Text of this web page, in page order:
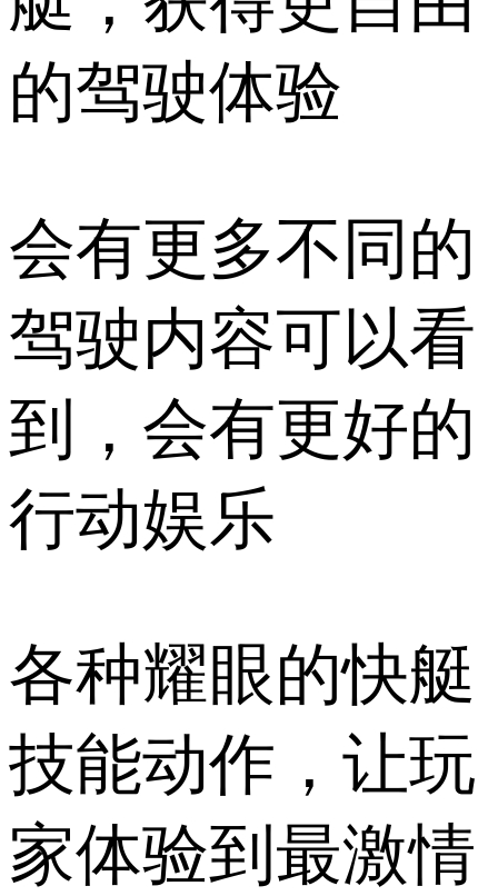
的驾驶体验
会有更多不同的
驾驶内容可以看
到，会有更好的
行动娱乐
各种耀眼的快艇
技能动作，让玩
家体验到最激情